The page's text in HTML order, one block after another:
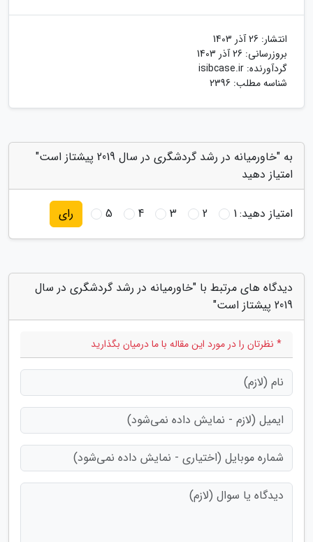
انتشار: 26 آذر 1403
بروزرسانی: 26 آذر 1403
گردآورنده: isibcase.ir
شناسه مطلب: 2396
به "خاورمیانه در رشد گردشگری در سال 2019 پیشتاز است"
امتیاز دهید
امتیاز دهید:1
2
3
4
5 رای
دیدگاه های مرتبط با "خاورمیانه در رشد گردشگری در سال
2019 پیشتاز است"
* نظرتان را در مورد این مقاله با ما درمیان بگذارید